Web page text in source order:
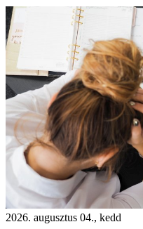
2026. augusztus 04., kedd